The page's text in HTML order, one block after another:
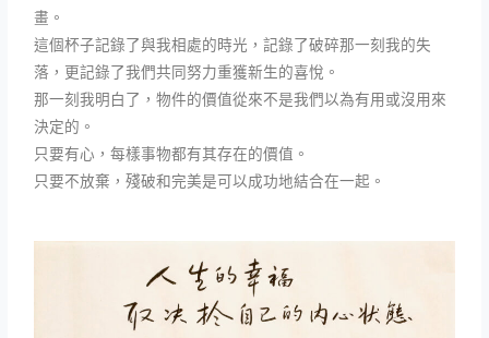
畫。
這個杯子記錄了與我相處的時光，記錄了破碎那一刻我的失
落，更記錄了我們共同努力重獲新生的喜悅。
那一刻我明白了，物件的價值從來不是我們以為有用或沒用來
決定的。
只要有心，每樣事物都有其存在的價值。
只要不放棄，殘破和完美是可以成功地結合在一起。